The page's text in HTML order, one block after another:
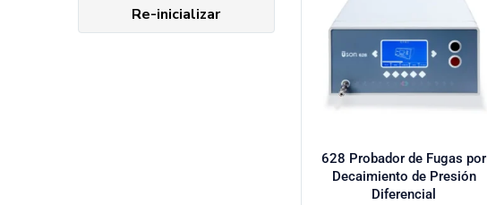
Re-inicializar
628 Probador de Fugas por
Decaimiento de Presión
Diferencial